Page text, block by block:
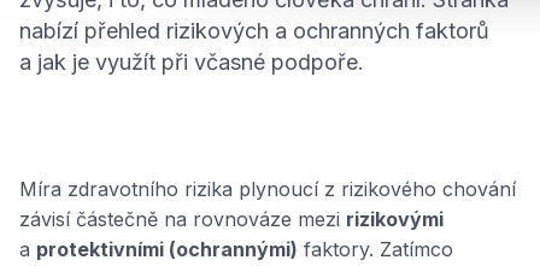
nabízí přehled rizikových a ochranných faktorů
a jak je využít při včasné podpoře.
Míra zdravotního rizika plynoucí z rizikového chování
závisí částečně na rovnováze mezi rizikovými
a protektivními (ochrannými) faktory. Zatímco